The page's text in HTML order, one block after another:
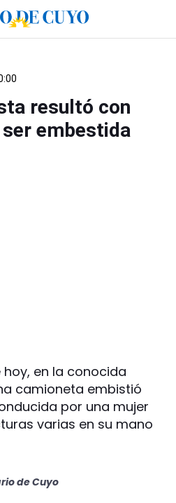
resultó con
embestida
en la conocida
camioneta embistió
por una mujer
varias en su mano
de Cuyo